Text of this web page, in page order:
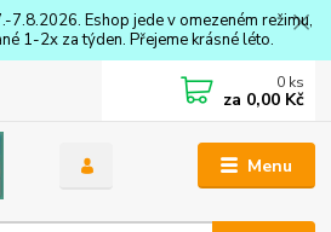
7.8.2026. Eshop jede v omezeném režimu,
1-2x za týden. Přejeme krásné léto.
Menu
0 ks
za 0,00 Kč